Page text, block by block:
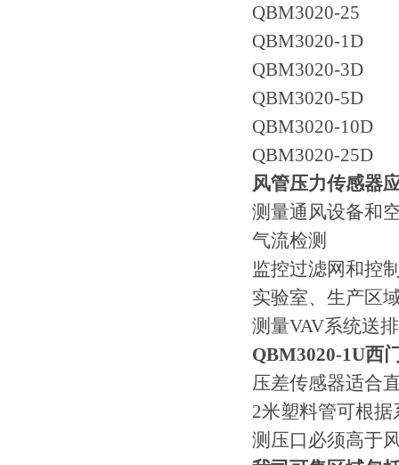
QBM3020-25
QBM3020-1D
QBM3020-3D
QBM3020-5D
QBM3020-10D
QBM3020-25D
风管压力传感器
测量通风设备和
气流检测
监控过滤网和控
实验室、生产区
测量VAV系统送
QBM3020-1U西
压差传感器适合
2米塑料管可根
测压口必须高于